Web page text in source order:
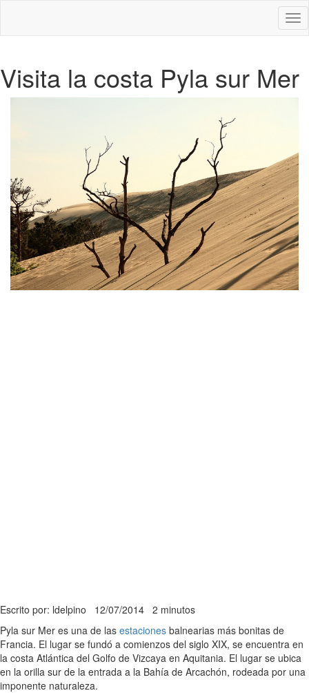
Visita la costa Pyla sur Mer
Escrito por: ldelpino 12/07/2014 2 minutos
Pyla sur Mer es una de las estaciones balnearias más bonitas de
Francia. El lugar se fundó a comienzos del siglo XIX, se encuentra en
la costa Atlántica del Golfo de Vizcaya en Aquitania. El lugar se ubica
en la orilla sur de la entrada a la Bahía de Arcachón, rodeada por una
imponente naturaleza.